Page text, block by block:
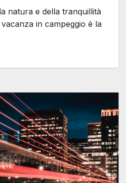
natura e della tranquillità
in campeggio è la